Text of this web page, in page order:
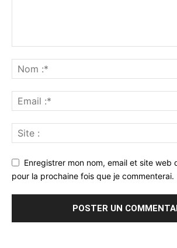
Enregistrer mon nom, email et site web
pour la prochaine fois que je commenterai.